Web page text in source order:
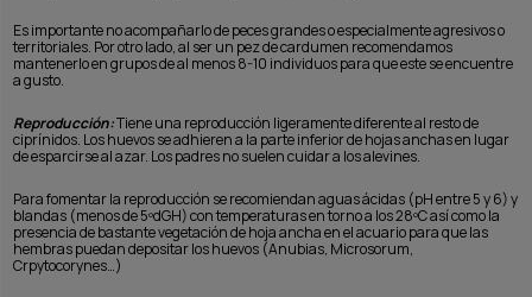
Es importante no acompañarlo de peces grandes o especialmente agresivos o
territoriales. Por otro lado, al ser un pez de cardumen recomendamos
mantenerlo en grupos de al menos 8-10 individuos para que este se encuentre
a gusto.
Reproducción:Tiene una reproducción ligeramente diferente al resto de
ciprínidos. Los huevos se adhieren a la parte inferior de hojas anchas en lugar
de esparcirse al azar. Los padres no suelen cuidar a los alevines.
Para fomentar la reproducción se recomiendan aguas ácidas (pH entre 5 y 6) y
blandas (menos de 5ºdGH) con temperaturas en torno a los 28ºC así como la
presencia de bastante vegetación de hoja ancha en el acuario para que las
hembras puedan depositar los huevos (Anubias, Microsorum,
Crpytocorynes…)